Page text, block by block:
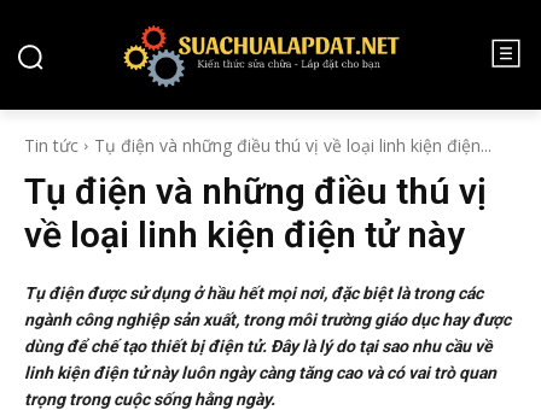
Tin tức
Tụ điện và những điều thú vị về loại linh kiện điện...
Tụ điện và những điều thú vị
về loại linh kiện điện tử này
Tụ điện được sử dụng ở hầu hết mọi nơi, đặc biệt là trong các
ngành công nghiệp sản xuất, trong môi trường giáo dục hay được
dùng để chế tạo thiết bị điện tử. Đây là lý do tại sao nhu cầu về
linh kiện điện tử này luôn ngày càng tăng cao và có vai trò quan
trọng trong cuộc sống hằng ngày.